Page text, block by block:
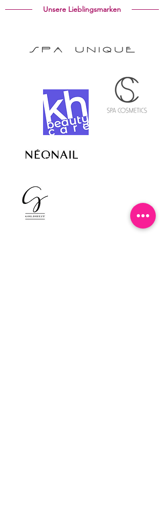
Unsere Lieblingsmarken